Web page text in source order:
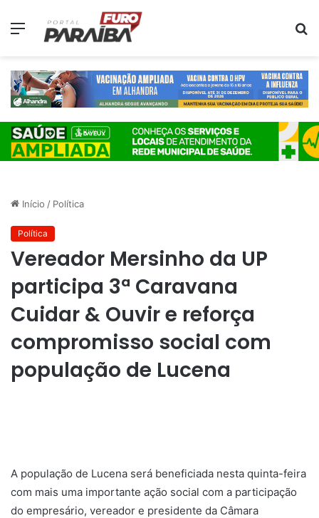
Menu
Início / Política
Política
Vereador Mersinho da UP
participa 3ª Caravana
Cuidar & Ouvir e reforça
compromisso social com
população de Lucena
A população de Lucena será beneficiada nesta quinta-feira
com mais uma importante ação social com a participação
do empresário, vereador e presidente da Câmara